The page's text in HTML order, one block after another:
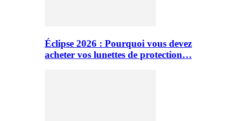
Éclipse 2026 : Pourquoi vous devez
acheter vos lunettes de protection…